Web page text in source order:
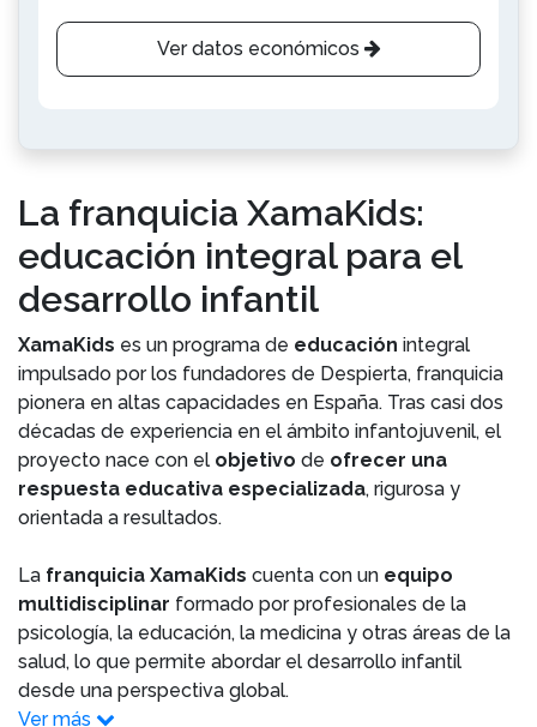
Ver datos económicos
La franquicia XamaKids:
educación integral para el
desarrollo infantil
XamaKids es un programa de educación integral
impulsado por los fundadores de Despierta, franquicia
pionera en altas capacidades en España. Tras casi dos
décadas de experiencia en el ámbito infantojuvenil, el
proyecto nace con el objetivo de ofrecer una
respuesta educativa especializada, rigurosa y
orientada a resultados.
La franquicia XamaKids cuenta con un equipo
multidisciplinar formado por profesionales de la
psicología, la educación, la medicina y otras áreas de la
salud, lo que permite abordar el desarrollo infantil
desde una perspectiva global.
Ver más